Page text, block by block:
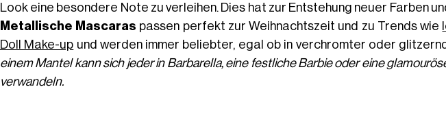
Look eine besondere Note zu verleihen. Dies hat zur Entstehung neuer Farben
Metallische Mascaras passen perfekt zur Weihnachtszeit und zu Trends wie
Doll Make-up und werden immer beliebter, egal ob in verchromter oder
einem Mantel kann sich jeder in Barbarella, eine festliche Barbie oder eine
verwandeln.